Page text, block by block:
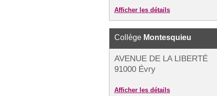
Afficher les détails
Collège Montesquieu
AVENUE DE LA LIBERTÉ
91000 Évry
Afficher les détails